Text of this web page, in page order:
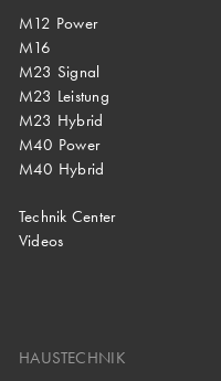
M12 Power
M16
M23 Signal
M23 Leistung
M23 Hybrid
M40 Power
M40 Hybrid
Technik Center
Videos
HAUSTECHNIK